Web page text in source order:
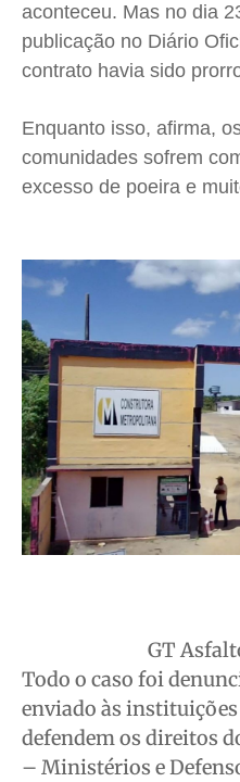
aconteceu. Mas no dia
publicação no Diário
contrato havia sido
Enquanto isso, afirma,
comunidades sofrem
excesso de poeira e
GT
Todo o caso foi
enviado às instituições
defendem os direitos
– Ministérios e